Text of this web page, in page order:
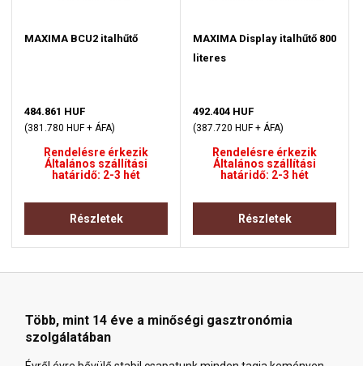
MAXIMA BCU2 italhűtő
484.861 HUF
(381.780 HUF + ÁFA)
Rendelésre érkezik
Általános szállítási
határidő: 2-3 hét
Részletek
MAXIMA Display italhűtő 800
literes
492.404 HUF
(387.720 HUF + ÁFA)
Rendelésre érkezik
Általános szállítási
határidő: 2-3 hét
Részletek
Több, mint 14 éve a minőségi gasztronómia
szolgálatában